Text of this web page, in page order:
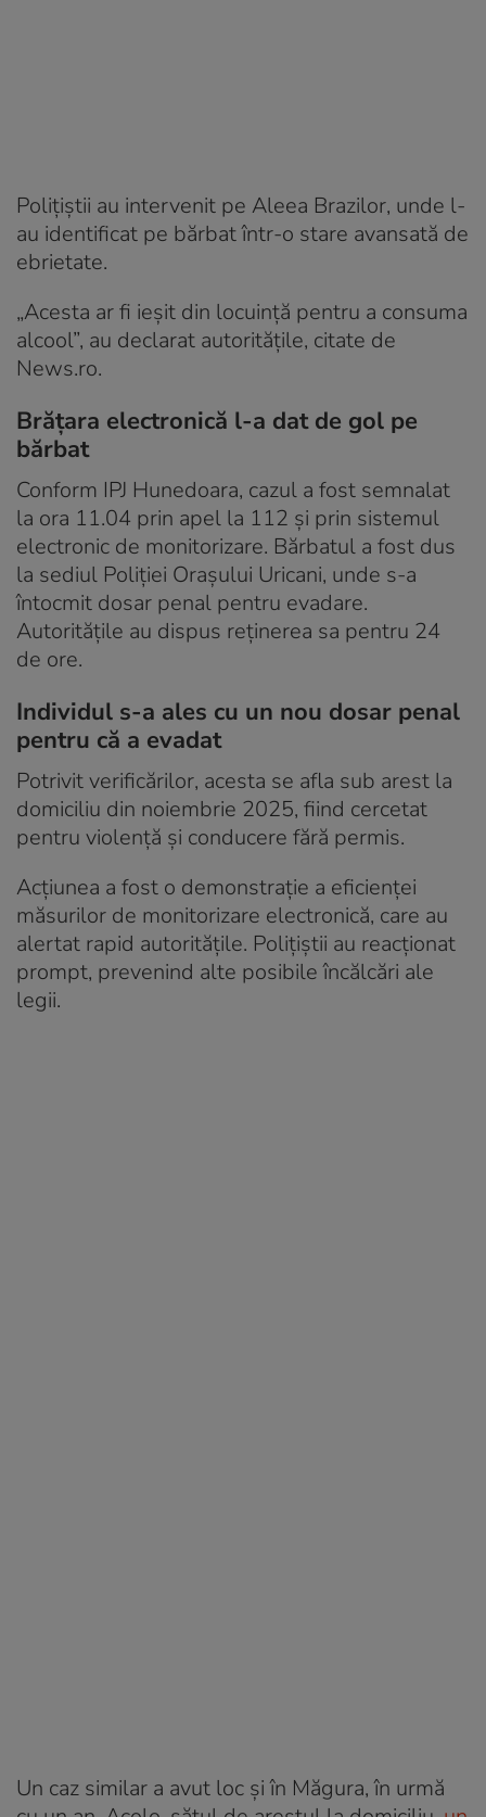
Polițiștii au intervenit pe Aleea Brazilor, unde l-
au identificat pe bărbat într-o stare avansată de
ebrietate.
„Acesta ar fi ieșit din locuință pentru a consuma
alcool”, au declarat autoritățile, citate de
News.ro.
Brățara electronică l-a dat de gol pe
bărbat
Conform IPJ Hunedoara, cazul a fost semnalat
la ora 11.04 prin apel la 112 și prin sistemul
electronic de monitorizare. Bărbatul a fost dus
la sediul Poliției Orașului Uricani, unde s-a
întocmit dosar penal pentru evadare.
Autoritățile au dispus reținerea sa pentru 24
de ore.
Individul s-a ales cu un nou dosar penal
pentru că a evadat
Potrivit verificărilor, acesta se afla sub arest la
domiciliu din noiembrie 2025, fiind cercetat
pentru violență și conducere fără permis.
Acțiunea a fost o demonstrație a eficienței
măsurilor de monitorizare electronică, care au
alertat rapid autoritățile. Polițiștii au reacționat
prompt, prevenind alte posibile încălcări ale
legii.
Un caz similar a avut loc și în Măgura, în urmă